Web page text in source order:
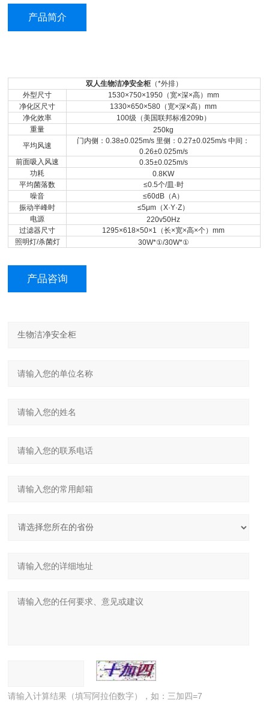
产品简介
双人生物洁净安全柜 （*外排）
外型尺寸
1530×750×1950（宽×深×高）mm
净化区尺寸
1330×650×580 （宽×深×高）mm
净化效率
100级（美国联邦标准209b）
重量
250kg
平均风速
门内侧：0.38±0.025m/s 里侧：0.27±0.025m/s 中间：
0.26±0.025m/s
前面吸入风速
0.35±0.025m/s
功耗
0.8KW
平均菌落数
≤0.5个/皿·时
噪音
≤60dB （A）
振动半峰时
≤5μm （X·Y·Z）
电源
220v50Hz
过滤器尺寸
1295×618×50×1 （长×宽×高×个）mm
照明灯/杀菌灯
30W*①/30W*①
产品咨询
请输入计算结果（填写阿拉伯数字），如：三加四=7